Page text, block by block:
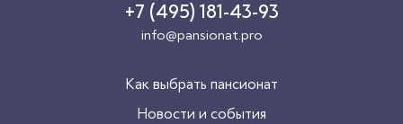
+7 (495) 181-43-93
info@pansionat.pro
Как выбрать пансионат
Новости и события